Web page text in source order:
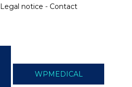
Legal notice - Contact
WPMEDICAL